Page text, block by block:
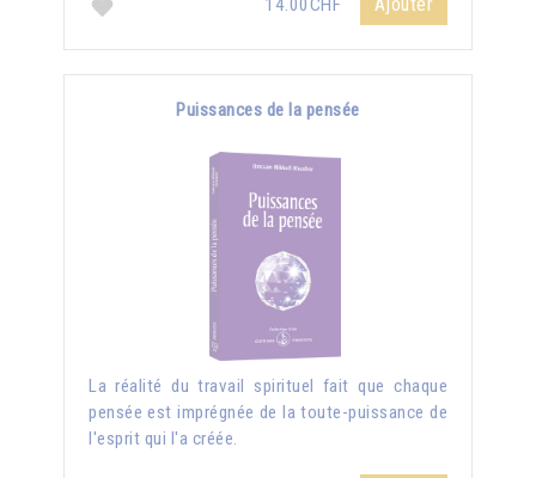
Puissances de la pensée
La réalité du travail spirituel fait que chaque
pensée est imprégnée de la toute-puissance de
l'esprit qui l'a créée.